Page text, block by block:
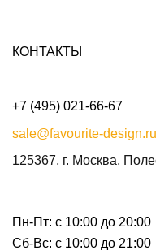
КОНТАКТЫ
+7 (495) 021-66-67
sale@favourite-design.ru
125367, г. Москва,
Пн-Пт: с 10:00 до 20:00
Сб-Вс: с 10:00 до 21:00